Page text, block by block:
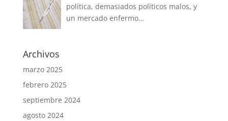
política, demasiados políticos malos, y
un mercado enfermo…
Archivos
marzo 2025
febrero 2025
septiembre 2024
agosto 2024